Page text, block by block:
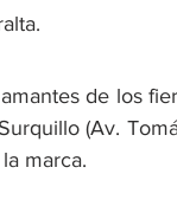
de los
(Av.
marca.